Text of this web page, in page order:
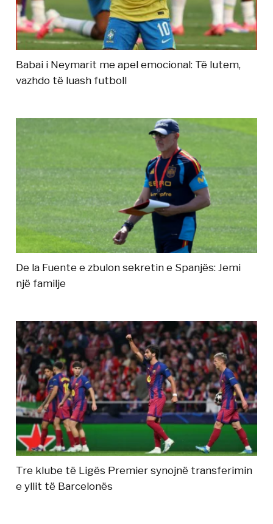
Babai i Neymarit me apel emocional: Të lutem,
vazhdo të luash futboll
De la Fuente e zbulon sekretin e Spanjës: Jemi
një familje
Tre klube të Ligës Premier synojnë transferimin
e yllit të Barcelonës